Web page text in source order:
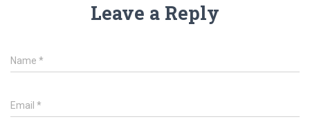
Leave a Reply
Name *
Email *